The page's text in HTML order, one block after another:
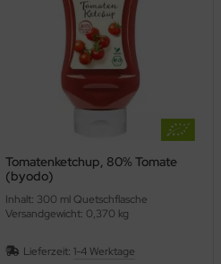
Tomatenketchup, 80% Tomate
(byodo)
Inhalt: 300 ml Quetschflasche
Versandgewicht: 0,370 kg
Lieferzeit: 1-4 Werktage